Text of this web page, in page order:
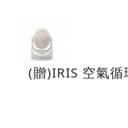
(贈)IRIS 空氣